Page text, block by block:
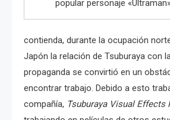
popular personaje
contienda, durante la ocupación
Japón la relación de Tsuburaya con
propaganda se convirtió en un
encontrar trabajo. Debido a esto
compañía, Tsuburaya Visual Effects